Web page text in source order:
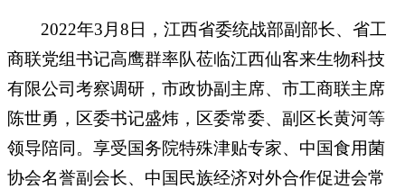
2022年3月8日， 江西省委统战部副部长、省工
商联党组书记高鹰群率队莅临江西仙客来生物科技
有限公司考察调研，市政协副主席、市工商联主席
陈世勇，区委书记盛炜，区委常委、副区长黄河等
领导陪同。 享受国务院特殊津贴专家、中国食用菌
协会名誉副会长、中国民族经济对外合作促进会常